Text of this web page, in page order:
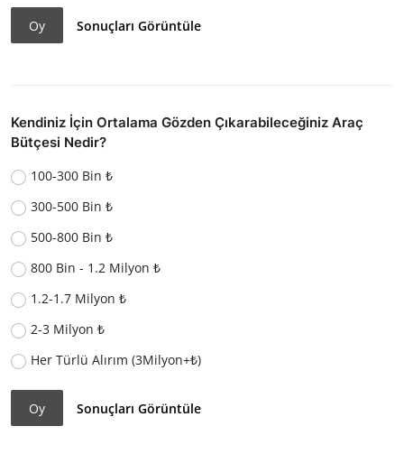
Oy Sonuçları Görüntüle
Kendiniz İçin Ortalama Gözden Çıkarabileceğiniz Araç
Bütçesi Nedir?
100-300 Bin ₺
300-500 Bin ₺
500-800 Bin ₺
800 Bin - 1.2 Milyon ₺
1.2-1.7 Milyon ₺
2-3 Milyon ₺
Her Türlü Alırım (3Milyon+₺)
Oy Sonuçları Görüntüle